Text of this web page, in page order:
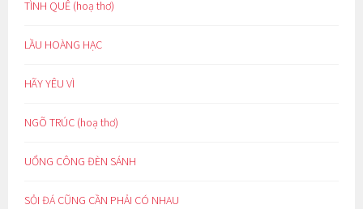
TÌNH QUÊ (hoạ thơ)
LẦU HOÀNG HẠC
HÃY YÊU VÌ
NGÕ TRÚC (hoạ thơ)
UỔNG CÔNG ĐÈN SÁNH
SỎI ĐÁ CŨNG CẦN PHẢI CÓ NHAU